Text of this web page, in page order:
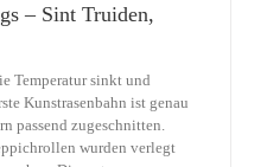
– Sint Truiden,
Temperatur sinkt und
Kunstrasenbahn ist genau
passend zugeschnitten.
wurden verlegt